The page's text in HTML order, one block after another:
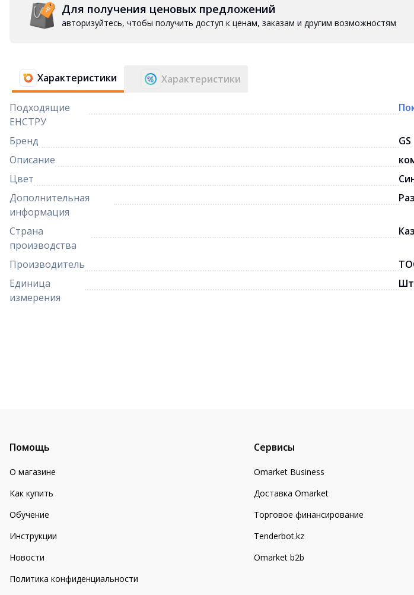
Для получения ценовых предложений
авторизуйтесь, чтобы получить доступ к ценам, заказам и другим возможностям
Характеристики Характеристики
Подходящие
ЕНСТРУ
Бренд
GS
Описание
Цвет
Дополнительная
информация
Страна
производства
Производитель
Единица
измерения
Помощь
О магазине
Как купить
Обучение
Инструкции
Новости
Политика конфиденциальности
Сервисы
Omarket Business
Доставка Omarket
Торговое финансирование
Tenderbot.kz
Omarket b2b